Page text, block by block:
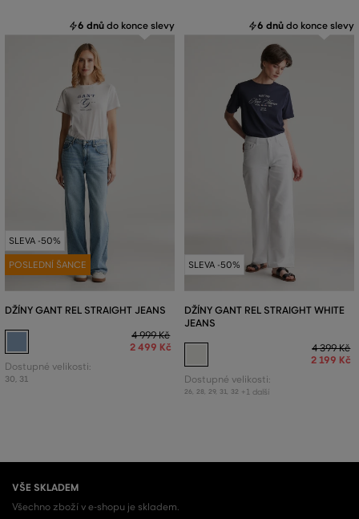
6 dnů do konce slevy
SLEVA -50%
POSLEDNÍ ŠANCE
DŽÍNY GANT REL STRAIGHT JEANS
4 999 Kč
2 499 Kč
Dostupné velikosti:
30, 31
6 dnů do konce slevy
SLEVA -50%
DŽÍNY GANT REL STRAIGHT WHITE
JEANS
4 399 Kč
2 199 Kč
Dostupné velikosti:
26 28 29, 31, 32 +1 další
VŠE SKLADEM
Všechno zboží v e-shopu je skladem.